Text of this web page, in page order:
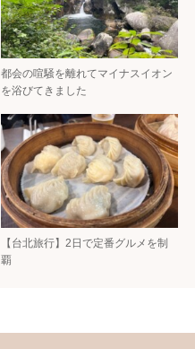
都会の喧騒を離れてマイナスイオン
を浴びてきました
【台北旅行】2日で定番グルメを制
覇